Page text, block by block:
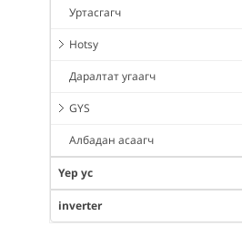
Уртасгагч
Hotsy
Даралтат угаагч
GYS
Албадан асаагч
Үер ус
inverter